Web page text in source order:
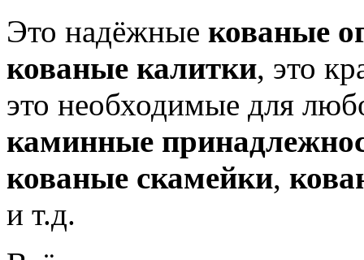
Это надёжные кованые
кованые калитки, это
это необходимые для
каминные
кованые скамейки,
и т.д.